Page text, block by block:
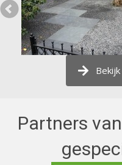
Partners